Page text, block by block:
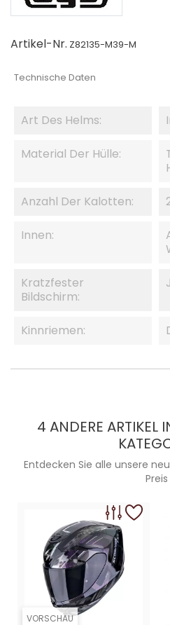
Artikel-Nr. Z82135-M39-M
Technische Daten
Art Des Helms:
Material Der Hülle:
Anzahl Der Kalotten:
Innen:
Kratzfester
Bildschirm:
Kinnriemen:
4 ANDERE ARTIKEL
Entdecken Sie alle unsere
Preis
VORSCHAU